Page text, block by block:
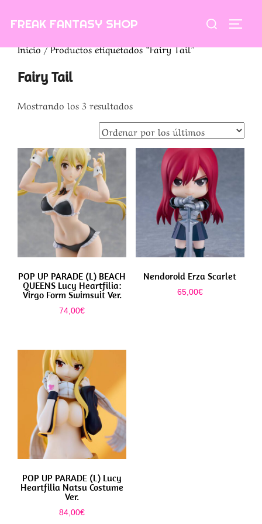
FREAK FANTASY SHOP Buscar:
Inicio/ Productos etiquetados “Fairy Tail”
Fairy Tail
Mostrando los 3 resultadosOrdenado
por
los
últimos
POP UP PARADE (L) BEACH
QUEENS Lucy Heartfilia:
Virgo Form Swimsuit Ver.
74,00€
Nendoroid Erza Scarlet
65,00€
POP UP PARADE (L) Lucy
Heartfilia Natsu Costume
Ver.
84,00€